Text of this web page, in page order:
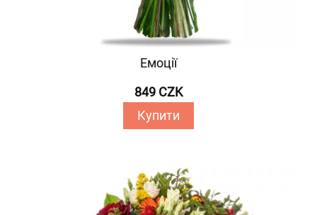
Емоції
849 CZK
Купити